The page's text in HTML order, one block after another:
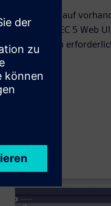
Greifen Sie auf
die SIPROTEC 5 Web
Schulungen